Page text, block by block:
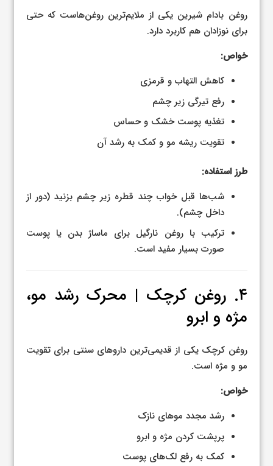
روغن بادام شیرین یکی از ملایم‌ترین روغن‌هاست که حتی
برای نوزادان هم کاربرد دارد.
خواص:
کاهش التهاب و قرمزی
رفع تیرگی زیر چشم
تغذیه پوست خشک و حساس
تقویت ریشه مو و کمک به رشد آن
طرز استفاده:
شب‌ها قبل خواب چند قطره زیر چشم بزنید (دور از
داخل چشم).
ترکیب با روغن نارگیل برای ماساژ بدن یا پوست
صورت بسیار مفید است.
۴. روغن کرچک | محرک رشد مو،
مژه و ابرو
روغن کرچک یکی از قدیمی‌ترین داروهای سنتی برای تقویت
مو و مژه است.
خواص:
رشد مجدد موهای نازک
پرپشت کردن مژه و ابرو
کمک به رفع لک‌های پوست